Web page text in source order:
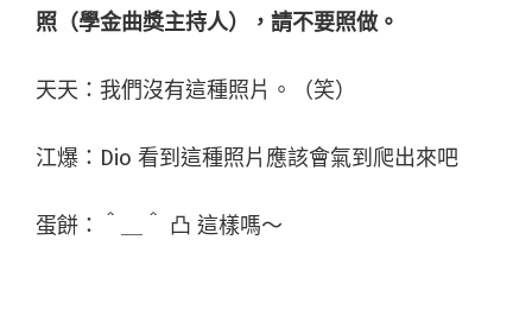
照（學金曲獎主持人），請不要照做。
天天：我們沒有這種照片。（笑）
江爆：Dio 看到這種照片應該會氣到爬出來吧
蛋餅：＾＿＾ 凸 這樣嗎～